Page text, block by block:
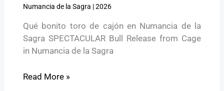
Numancia de la Sagra |2026
Qué bonito toro de cajón en Numancia de la
Sagra SPECTACULAR Bull Release from Cage
in Numancia de la Sagra
Read More »